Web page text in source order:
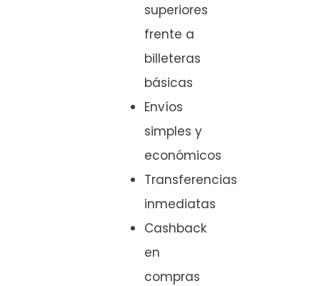
superiores
frente a
billeteras
básicas
Envíos
simples y
económicos
Transferencias
inmediatas
Cashback
en
compras